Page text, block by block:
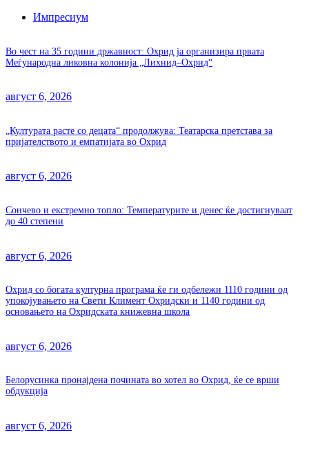
Импресиум
Во чест на 35 години државност: Охрид ја организира првата
Меѓународна ликовна колонија „Лихнид–Охрид“
август 6, 2026
„Културата расте со децата“ продолжува: Театарска претстава за
пријателството и емпатијата во Охрид
август 6, 2026
Сончево и екстремно топло: Температурите и денес ќе достигнуваат
до 40 степени
август 6, 2026
Охрид со богата културна програма ќе ги одбележи 1110 години од
упокојувањето на Свети Климент Охридски и 1140 години од
основањето на Охридската книжевна школа
август 6, 2026
Белорусинка пронајдена почината во хотел во Охрид, ќе се врши
обдукција
август 6, 2026